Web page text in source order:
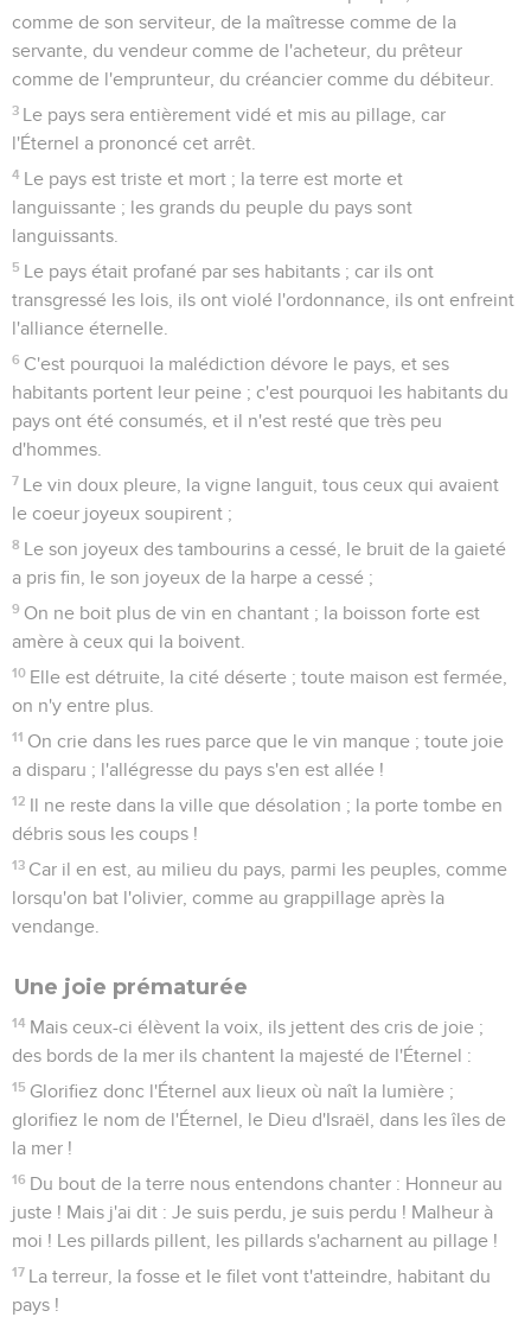
comme de son serviteur, de la maîtresse comme de la
servante, du vendeur comme de l'acheteur, du prêteur
comme de l'emprunteur, du créancier comme du débiteur.
3 Le pays sera entièrement vidé et mis au pillage, car
l'Éternel a prononcé cet arrêt.
4 Le pays est triste et mort ; la terre est morte et
languissante ; les grands du peuple du pays sont
languissants.
5 Le pays était profané par ses habitants ; car ils ont
transgressé les lois, ils ont violé l'ordonnance, ils ont enfreint
l'alliance éternelle.
6 C'est pourquoi la malédiction dévore le pays, et ses
habitants portent leur peine ; c'est pourquoi les habitants du
pays ont été consumés, et il n'est resté que très peu
d'hommes.
7 Le vin doux pleure, la vigne languit, tous ceux qui avaient
le coeur joyeux soupirent ;
8 Le son joyeux des tambourins a cessé, le bruit de la gaieté
a pris fin, le son joyeux de la harpe a cessé ;
9 On ne boit plus de vin en chantant ; la boisson forte est
amère à ceux qui la boivent.
10 Elle est détruite, la cité déserte ; toute maison est fermée,
on n'y entre plus.
11 On crie dans les rues parce que le vin manque ; toute joie
a disparu ; l'allégresse du pays s'en est allée !
12 Il ne reste dans la ville que désolation ; la porte tombe en
débris sous les coups !
13 Car il en est, au milieu du pays, parmi les peuples, comme
lorsqu'on bat l'olivier, comme au grappillage après la
vendange.
Une joie prématurée
14 Mais ceux-ci élèvent la voix, ils jettent des cris de joie ;
des bords de la mer ils chantent la majesté de l'Éternel :
15 Glorifiez donc l'Éternel aux lieux où naît la lumière ;
glorifiez le nom de l'Éternel, le Dieu d'Israël, dans les îles de
la mer !
16 Du bout de la terre nous entendons chanter : Honneur au
juste ! Mais j'ai dit : Je suis perdu, je suis perdu ! Malheur à
moi ! Les pillards pillent, les pillards s'acharnent au pillage !
17 La terreur, la fosse et le filet vont t'atteindre, habitant du
pays !